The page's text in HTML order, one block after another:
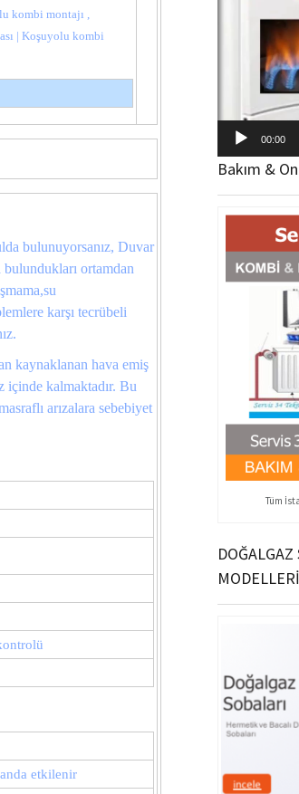
kombi montajı ,
| Koşuyolu kombi
bulunuyorsanız, Duvar
ortamdan
karşı tecrübeli
kaynaklanan hava emiş
içinde kalmaktadır. Bu
arızalara sebebiyet
etkilenir
00:00
Bakım &
Tüm
MODELLERİ